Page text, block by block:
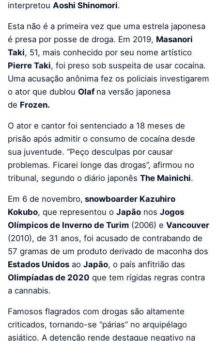
interpretou Aoshi Shinomori.
Esta não é a primeira vez que uma estrela japonesa
é presa por posse de droga. Em 2019, Masanori
Taki, 51, mais conhecido por seu nome artístico
Pierre Taki, foi preso sob suspeita de usar cocaína.
Uma acusação anônima fez os policiais investigarem
o ator que dublou Olaf na versão japonesa
de Frozen.
O ator e cantor foi sentenciado a 18 meses de
prisão após admitir o consumo de cocaína desde
sua juventude. “Peço desculpas por causar
problemas. Ficarei longe das drogas”, afirmou no
tribunal, segundo o diário japonês The Mainichi.
Em 6 de novembro, snowboarder Kazuhiro
Kokubo, que representou o Japão nos Jogos
Olímpicos de Inverno de Turim (2006) e Vancouver
(2010), de 31 anos, foi acusado de contrabando de
57 gramas de um produto derivado de maconha dos
Estados Unidos ao Japão, o país anfitrião das
Olimpíadas de 2020 que tem rígidas regras contra
a cannabis.
Famosos flagrados com drogas são altamente
criticados, tornando-se “párias” no arquipélago
asiático. A detenção rende destaque negativo na